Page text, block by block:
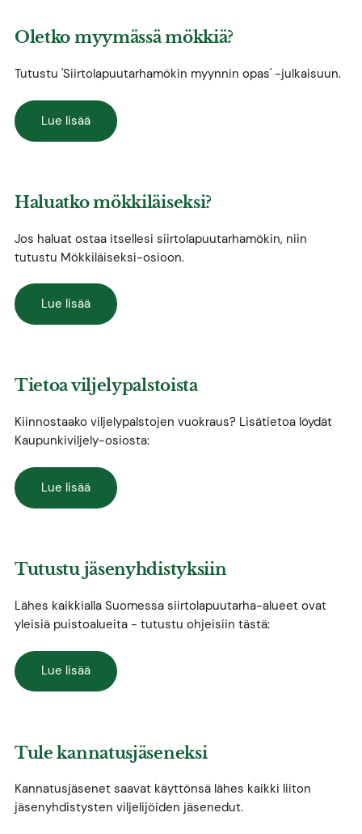
Oletko myymässä mökkiä?
Tutustu 'Siirtolapuutarhamökin myynnin opas' -julkaisuun.
Lue lisää
Haluatko mökkiläiseksi?
Jos haluat ostaa itsellesi siirtolapuutarhamökin, niin
tutustu Mökkiläiseksi-osioon.
Lue lisää
Tietoa viljelypalstoista
Kiinnostaako viljelypalstojen vuokraus? Lisätietoa löydät
Kaupunkiviljely-osiosta:
Lue lisää
Tutustu jäsenyhdistyksiin
Lähes kaikkialla Suomessa siirtolapuutarha-alueet ovat
yleisiä puistoalueita - tutustu ohjeisiin tästä:
Lue lisää
Tule kannatusjäseneksi
Kannatusjäsenet saavat käyttönsä lähes kaikki liiton
jäsenyhdistysten viljelijöiden jäsenedut.